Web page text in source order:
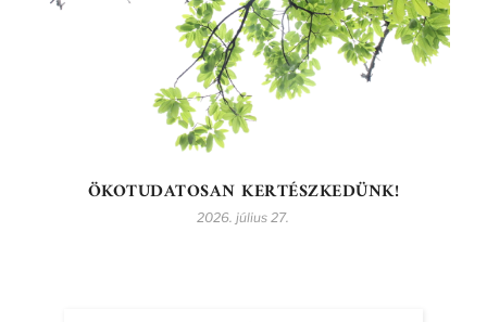
ÖKOTUDATOSAN KERTÉSZKEDÜNK!
2026. július 27.